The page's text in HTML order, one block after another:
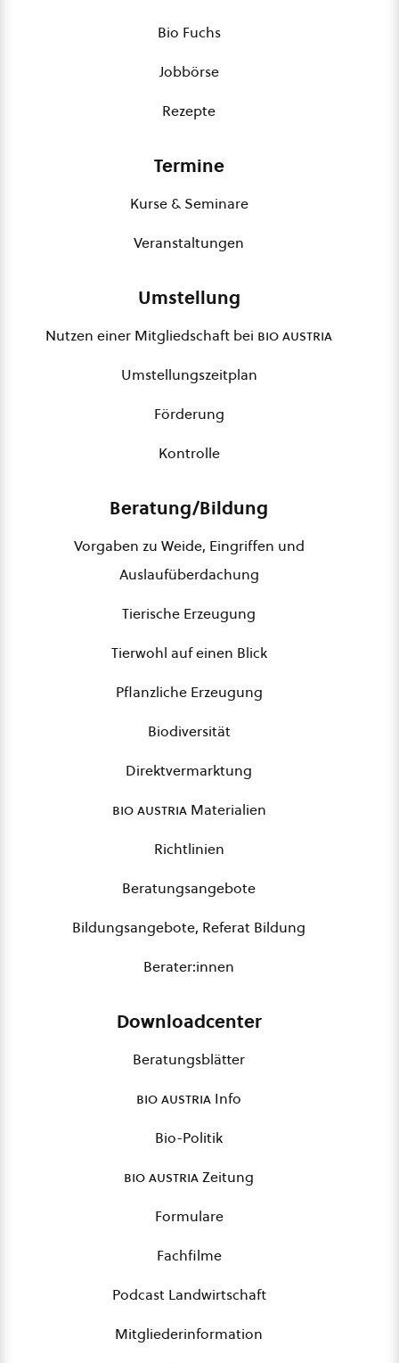
Bio Fuchs
Jobbörse
Rezepte
Termine
Kurse & Seminare
Veranstaltungen
Umstellung
Nutzen einer Mitgliedschaft bei bio austria
Umstellungszeitplan
Förderung
Kontrolle
Beratung/Bildung
Vorgaben zu Weide, Eingriffen und
Auslaufüberdachung
Tierische Erzeugung
Tierwohl auf einen Blick
Pflanzliche Erzeugung
Biodiversität
Direktvermarktung
bio austriaMaterialien
Richtlinien
Beratungsangebote
Bildungsangebote, Referat Bildung
Berater:innen
Downloadcenter
Beratungsblätter
bio austria Info
Bio-Politik
bio austriaZeitung
Formulare
Fachfilme
Podcast Landwirtschaft
Mitgliederinformation